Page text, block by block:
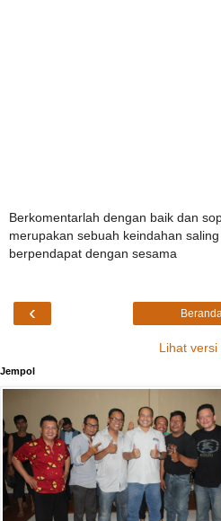
Berkomentarlah dengan baik dan
merupakan sebuah keindahan
berpendapat dengan sesama
‹
Lihat versi
Jempol